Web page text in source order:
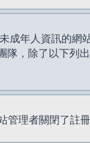
成年人資訊的網
，除了以下列
理者關閉了註